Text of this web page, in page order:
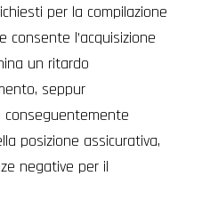
per la compilazione
consente l’acquisizione
un ritardo
seppur
posizione assicurativa,
negative per il